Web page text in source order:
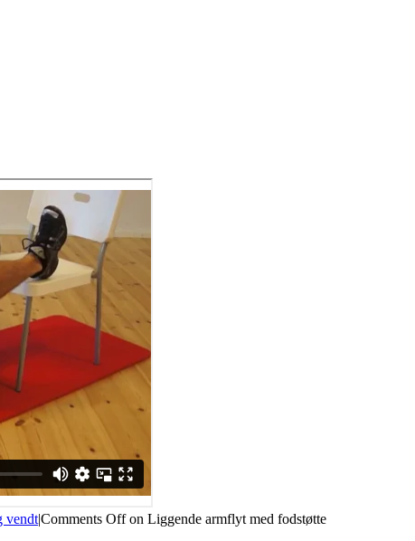
vendt|Comments Offon Liggende armflyt med fodstøtte